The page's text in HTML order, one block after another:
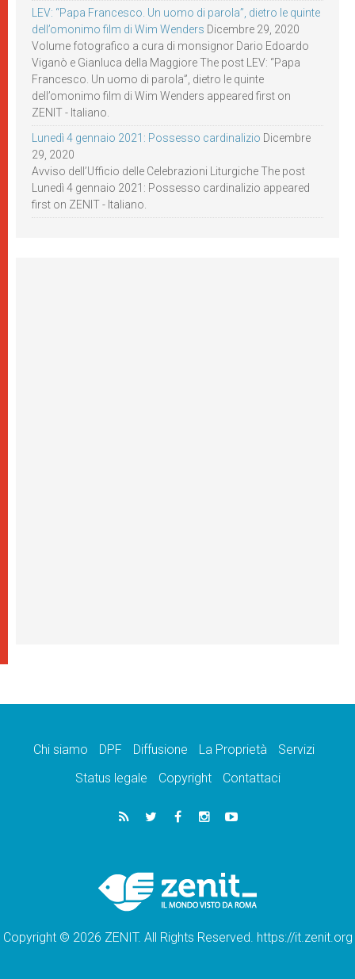
LEV: “Papa Francesco. Un uomo di parola”, dietro le quinte
dell’omonimo film di Wim Wenders Dicembre 29, 2020
Volume fotografico a cura di monsignor Dario Edoardo
Viganò e Gianluca della Maggiore The post LEV: “Papa
Francesco. Un uomo di parola”, dietro le quinte
dell’omonimo film di Wim Wenders appeared first on
ZENIT - Italiano.
Lunedì 4 gennaio 2021: Possesso cardinalizio Dicembre
29, 2020
Avviso dell’Ufficio delle Celebrazioni Liturgiche The post
Lunedì 4 gennaio 2021: Possesso cardinalizio appeared
first on ZENIT - Italiano.
Chi siamo DPF Diffusione La Proprietà
Servizi
Status legale
Copyright Contattaci
Copyright © 2026 ZENIT. All Rights Reserved. https://it.zenit.org